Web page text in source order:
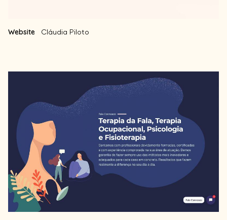
Website Cláudia Piloto